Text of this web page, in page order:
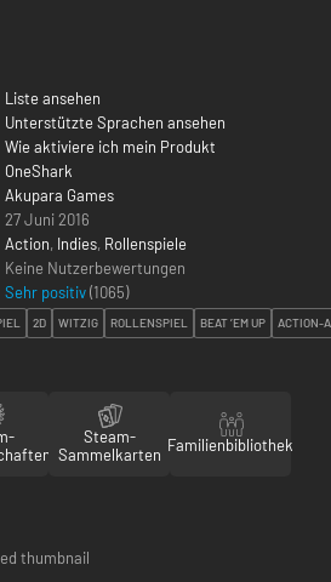
Liste ansehen
Unterstützte Sprachen ansehen
Wie aktiviere ich mein Produkt
OneShark
Akupara Games
27 Juni 2016
Action, Indies, Rollenspiele
Keine Nutzerbewertungen
Sehr positiv(1065)
2D WITZIG ROLLENSPIEL BEAT ’EM UP ACTION-
Steam-
Sammelkarten Familienbibliothek